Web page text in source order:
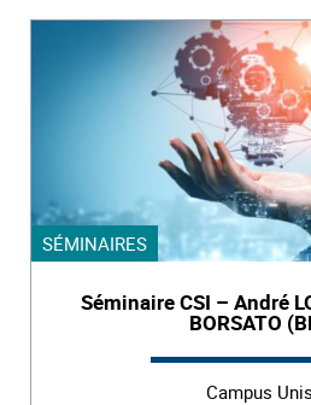
SÉMINAIRES
Séminaire CSI – André
BORSATO
Campus